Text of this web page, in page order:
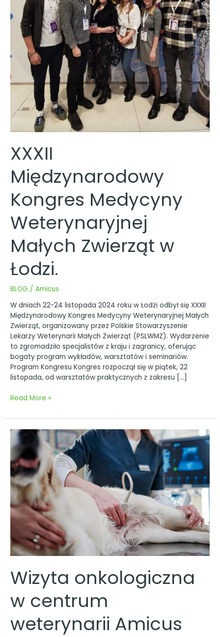
XXXII
Międzynarodowy
Kongres Medycyny
Weterynaryjnej
Małych Zwierząt w
Łodzi.
BLOG /Amicus
W dniach 22-24 listopada 2024 roku w Łodzi odbył się XXXII
Międzynarodowy Kongres Medycyny Weterynaryjnej Małych
Zwierząt, organizowany przez Polskie Stowarzyszenie
Lekarzy Weterynarii Małych Zwierząt (PSLWMZ). Wydarzenie
to zgromadziło specjalistów z kraju i zagranicy, oferując
bogaty program wykładów, warsztatów i seminariów.
Program Kongresu Kongres rozpoczął się w piątek, 22
listopada, od warsztatów praktycznych z zakresu […]
Read More »
Wizyta onkologiczna
w centrum
weterynarii Amicus
Wizyta
onkologiczna
centrum
weterynarii
Amicus